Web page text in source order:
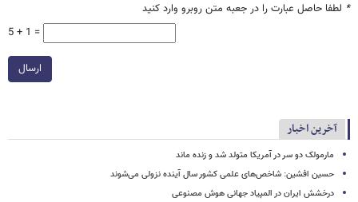
* لطفا حاصل عبارت را در جعبه متن روبرو وارد کنید
5 + 1 =
ارسال
آخرین اخبار
مارمولک دو سر در آمریکا متولد شد و زنده ماند
حسین افشین: شاخص‌های علمی کشور سال آینده نزولی می‌شوند
درخشش ایران در المپیاد جهانی هوش مصنوعی